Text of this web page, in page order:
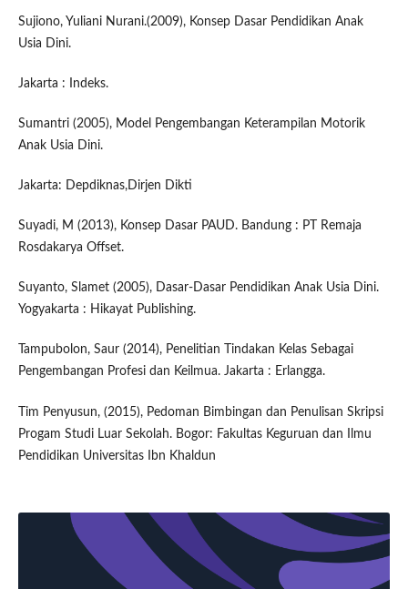
Sujiono, Yuliani Nurani.(2009), Konsep Dasar Pendidikan Anak
Usia Dini.
Jakarta : Indeks.
Sumantri (2005), Model Pengembangan Keterampilan Motorik
Anak Usia Dini.
Jakarta: Depdiknas,Dirjen Dikti
Suyadi, M (2013), Konsep Dasar PAUD. Bandung : PT Remaja
Rosdakarya Offset.
Suyanto, Slamet (2005), Dasar-Dasar Pendidikan Anak Usia Dini.
Yogyakarta : Hikayat Publishing.
Tampubolon, Saur (2014), Penelitian Tindakan Kelas Sebagai
Pengembangan Profesi dan Keilmua. Jakarta : Erlangga.
Tim Penyusun, (2015), Pedoman Bimbingan dan Penulisan Skripsi
Progam Studi Luar Sekolah. Bogor: Fakultas Keguruan dan Ilmu
Pendidikan Universitas Ibn Khaldun